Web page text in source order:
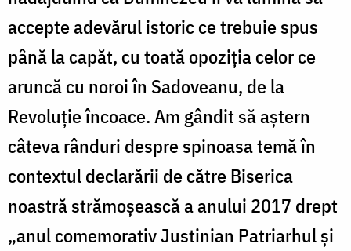
accepte adevărul istoric ce trebuie spus
până la capăt, cu toată opoziția celor ce
aruncă cu noroi în Sadoveanu, de la
Revoluție încoace. Am gândit să aștern
câteva rânduri despre spinoasa temă în
contextul declarării de către Biserica
noastră strămoșească a anului 2017 drept
„anul comemorativ Justinian Patriarhul şi